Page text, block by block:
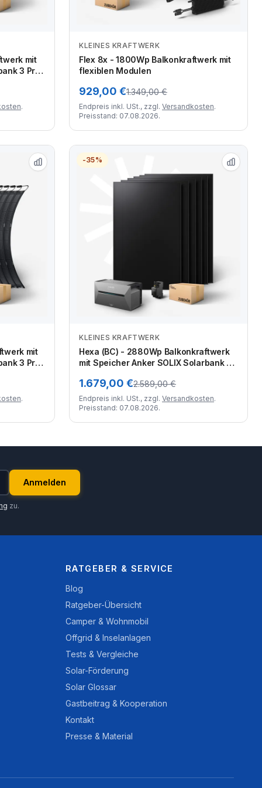
mit
3 Pro
.
Zum Angebot
KLEINES KRAFTWERK
Flex 8x - 1800Wp Balkonkraftwerk mit
flexiblen Modulen
929,00 €1.349,00 €
Endpreis inkl. USt., zzgl. Versandkosten.
Preisstand: 07.08.2026.
mit
3 Pro
.
-35%
Zum Angebot
KLEINES KRAFTWERK
Hexa (BC) - 2880Wp Balkonkraftwerk
mit Speicher Anker SOLIX Solarbank 3
1.679,00 €2.589,00 €
Endpreis inkl. USt., zzgl. Versandkosten.
Preisstand: 07.08.2026.
Anmelden
zu.
RATGEBER & SERVICE
Blog
Ratgeber-Übersicht
Camper & Wohnmobil
Offgrid & Inselanlagen
Tests & Vergleiche
Solar-Förderung
Solar Glossar
Gastbeitrag & Kooperation
Kontakt
Presse & Material